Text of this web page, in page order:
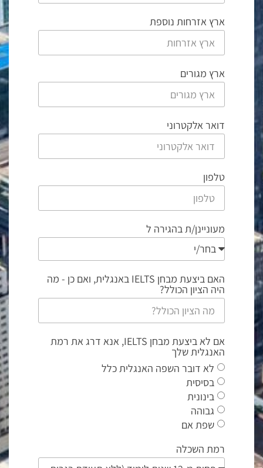
ארץ אזרחות נוספת
ארץ מגורים
דואר אלקטרוני
טלפון
מעוניינן/ת בהגירה ל
האם ביצעת מבחן IELTS באנגלית, ואם כן - מה
היה הציון הכולל?
אם לא ביצעת מבחן IELTS, אנא דרג את רמת
האנגלית שלך
לא דובר השפה האנגלית כלל
בסיסית
בינונית
גבוהה
שפת אם
רמת השכלה